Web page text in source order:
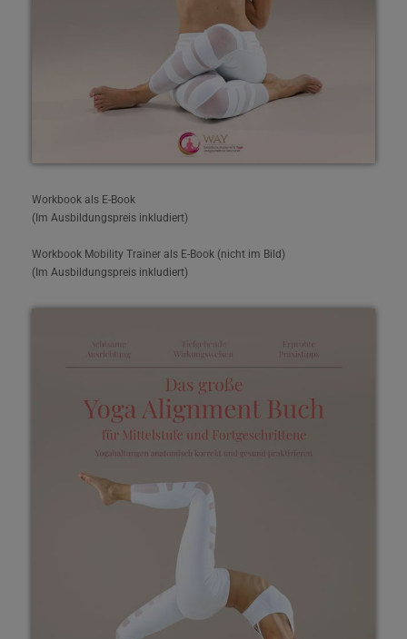
Workbook als E-Book
(Im Ausbildungspreis inkludiert)
Workbook Mobility Trainer als E-Book (nicht im Bild)
(Im Ausbildungspreis inkludiert)